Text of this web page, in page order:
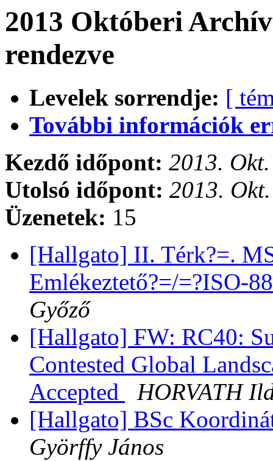
2013 Októberi
rendezve
Levelek sorrendje: [
További információk
Kezdő időpont: 2013.
Utolsó időpont: 2013.
Üzenetek: 15
[Hallgato] II. Térk?=.
Emlékeztető?=/=?ISO-
Győző
[Hallgato] FW: RC40:
Contested Global
Accepted
HORVATH
[Hallgato] BSc
Györffy János